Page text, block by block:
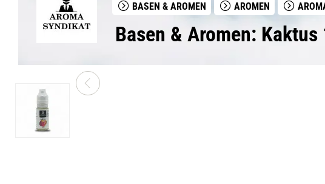
BASEN & AROMEN AROMEN
Basen & Aromen: